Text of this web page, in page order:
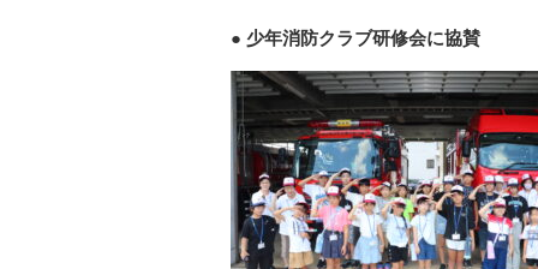
少年消防クラブ研修会に協賛